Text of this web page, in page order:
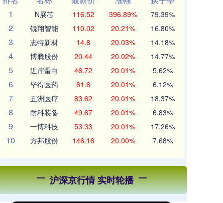
1
N展芯 116.52 396.89% 79.39%
2 锐翔智能 110.02 20.21% 16.80%
3 志特新材 14.8 20.03% 14.18%
4 博腾股份 20.44 20.02% 14.77%
5 近岸蛋白 46.72 20.01% 5.62%
6 毕得医药 61.6 20.01% 6.12%
7 五洲医疗 83.62 20.01% 18.37%
8 耐科装备 49.67 20.01% 6.83%
9 一博科技 53.33 20.01% 17.26%
10 方邦股份 146.16 20.00% 7.68%
沪深京行情 实时轮播